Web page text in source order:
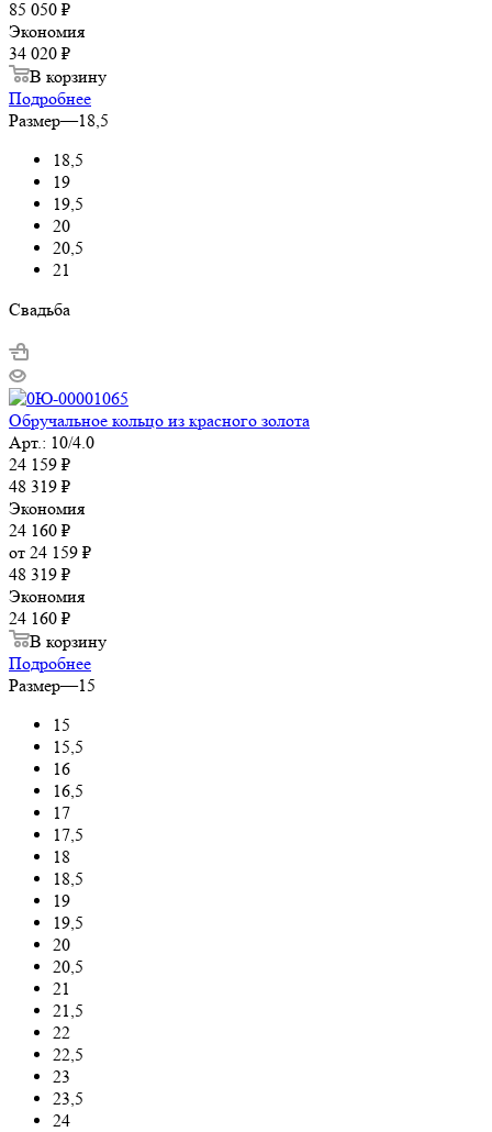
85 050 ₽
Экономия
34 020 ₽
В корзину
Подробнее
Размер—18,5
18,5
19
19,5
20
20,5
21
Свадьба
Обручальное кольцо из красного золота
Арт.: 10/4.0
24 159 ₽
48 319 ₽
Экономия
24 160 ₽
от 24 159 ₽
48 319 ₽
Экономия
24 160 ₽
В корзину
Подробнее
Размер—15
15
15,5
16
16,5
17
17,5
18
18,5
19
19,5
20
20,5
21
21,5
22
22,5
23
23,5
24